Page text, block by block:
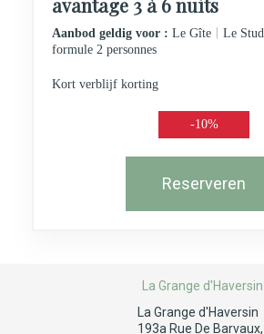
avantage 3 à 6 nuits
Aanbod geldig voor : Le Gîte Le
formule 2 personnes
Kort verblijf korting
-10%
Reserveren
La Grange d'Haversin
La Grange d'Haversin
193a Rue De Barvaux,